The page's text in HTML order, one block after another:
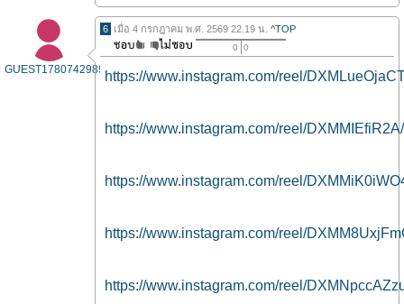
GUEST1780742989
6 เมื่อ 4 กรกฎาคม พ.ศ. 2569 22.19 น. ^TOP
0 0
https://www.instagram.com/reel/
https://www.instagram.com/reel/DXMMIEfiR2A/
https://www.instagram.com/reel/
https://www.instagram.com/reel/
https://www.instagram.com/reel/